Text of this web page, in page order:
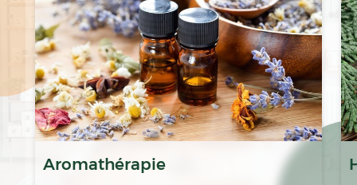
Aromathérapie